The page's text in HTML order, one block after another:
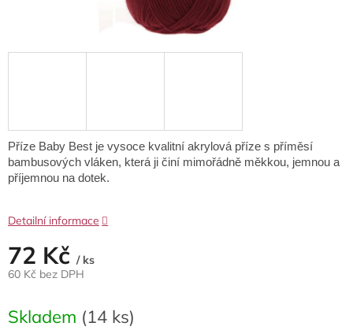
72 Kč / ks
60 Kč bez DPH
cena:
Skladem (14 ks)
Příze Baby Best je vysoce kvalitní akrylová příze s příměsí
bambusových vláken, která ji činí mimořádně měkkou, jemnou a
příjemnou na dotek.
Detailní informace